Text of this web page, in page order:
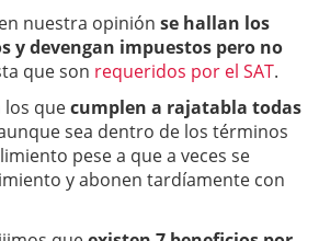
nuestra opinión se hallan los
y devengan impuestos pero no
que son requeridos por el SAT.
los quecumplen a rajatabla todas
sea dentro de los términos
pese a que a veces se
y abonen tardíamente con